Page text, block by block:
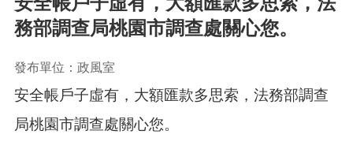
務部調查局桃園市調查處關心您。
發布單位：政風室
安全帳戶子虛有，大額匯款多思索，法務部調查
局桃園市調查處關心您。